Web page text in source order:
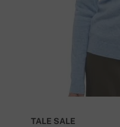
TALE SALE